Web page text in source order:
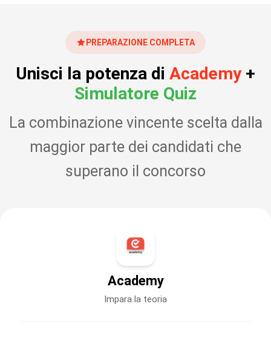
PREPARAZIONE COMPLETA
Unisci la potenza di Academy+
Simulatore Quiz
La combinazione vincente scelta dalla
maggior parte dei candidati che
superano il concorso
Academy
Impara la teoria